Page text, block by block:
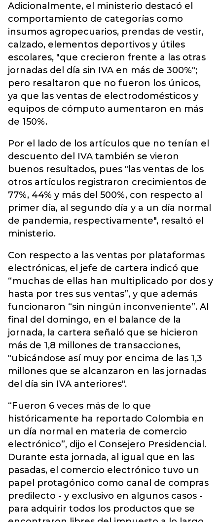
Adicionalmente, el ministerio destacó el
comportamiento de categorías como
insumos agropecuarios, prendas de vestir,
calzado, elementos deportivos y útiles
escolares, "que crecieron frente a las otras
jornadas del día sin IVA en más de 300%";
pero resaltaron que no fueron los únicos,
ya que las ventas de electrodomésticos y
equipos de cómputo aumentaron en más
de 150%.
Por el lado de los artículos que no tenían el
descuento del IVA también se vieron
buenos resultados, pues "las ventas de los
otros artículos registraron crecimientos de
77%, 44% y más del 500%, con respecto al
primer día, al segundo día y a un día normal
de pandemia, respectivamente", resaltó el
ministerio.
Con respecto a las ventas por plataformas
electrónicas, el jefe de cartera indicó que
“muchas de ellas han multiplicado por dos y
hasta por tres sus ventas”, y que además
funcionaron “sin ningún inconveniente”. Al
final del domingo, en el balance de la
jornada, la cartera señaló que se hicieron
más de 1,8 millones de transacciones,
"ubicándose así muy por encima de las 1,3
millones que se alcanzaron en las jornadas
del día sin IVA anteriores".
“Fueron 6 veces más de lo que
históricamente ha reportado Colombia en
un día normal en materia de comercio
electrónico”, dijo el Consejero Presidencial.
Durante esta jornada, al igual que en las
pasadas, el comercio electrónico tuvo un
papel protagónico como canal de compras
predilecto - y exclusivo en algunos casos -
para adquirir todos los productos que se